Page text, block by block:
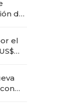
de
el